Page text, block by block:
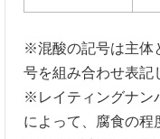
※混酸の記号は主体
号を組み合わせ表記
※レイティングナン
によって、腐食の程